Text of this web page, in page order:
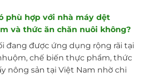
phù hợp với nhà máy dệt
và thức ăn chăn nuôi không?
đang được ứng dụng rộng rãi tại
chế biến thực phẩm, thức
nông sản tại Việt Nam nhờ chi